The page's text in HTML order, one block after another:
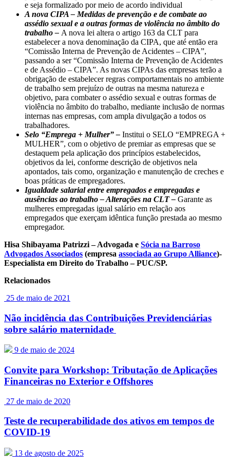
e seja formalizado por meio de acordo individual
A nova CIPA – Medidas de prevenção e de combate ao
assédio sexual e a outras formas de violência no âmbito do
trabalho – A nova lei altera o artigo 163 da CLT para
estabelecer a nova denominação da CIPA, que até então era
“Comissão Interna de Prevenção de Acidentes – CIPA”,
passando a ser “Comissão Interna de Prevenção de Acidentes
e de Assédio – CIPA”. As novas CIPAs das empresas terão a
obrigação de estabelecer regras comportamentais no ambiente
de trabalho sem prejuízo de outras na mesma natureza e
objetivo, para combater o assédio sexual e outras formas de
violência no âmbito do trabalho, mediante inclusão de normas
internas nas empresas, com ampla divulgação a todos os
trabalhadores.
Selo “Emprega + Mulher” – Institui o SELO “EMPREGA +
MULHER”, com o objetivo de premiar as empresas que se
destaquem pela aplicação dos princípios estabelecidos,
objetivos da lei, conforme descrição de objetivos nela
apontados, tais como, organização e manutenção de creches e
boas práticas de empregadores.
Igualdade salarial entre empregados e empregadas e
ausências ao trabalho – Alterações na CLT – Garante as
mulheres empregadas igual salário em relação aos
empregados que exerçam idêntica função prestada ao mesmo
empregador.
Hisa Shibayama Patrizzi – Advogada e Sócia na Barroso
Advogados Associados (empresa associada ao Grupo Alliance)-
Especialista em Direito do Trabalho – PUC/SP.
Relacionados
25 de maio de 2021
Não incidência das Contribuições Previdenciárias
sobre salário maternidade
9 de maio de 2024
Convite para Workshop: Tributação de Aplicações
Financeiras no Exterior e Offshores
27 de maio de 2020
Teste de recuperabilidade dos ativos em tempos de
COVID-19
13 de agosto de 2025